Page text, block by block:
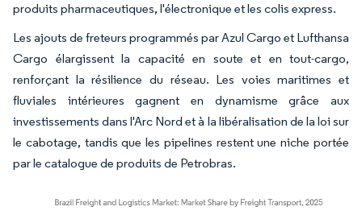
produits pharmaceutiques, l'électronique et les colis express.
Les ajouts de freteurs programmés par Azul Cargo et Lufthansa
Cargo élargissent la capacité en soute et en tout-cargo,
renforçant la résilience du réseau. Les voies maritimes et
fluviales intérieures gagnent en dynamisme grâce aux
investissements dans l'Arc Nord et à la libéralisation de la loi sur
le cabotage, tandis que les pipelines restent une niche portée
par le catalogue de produits de Petrobras.